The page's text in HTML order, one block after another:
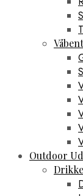
Outdoor